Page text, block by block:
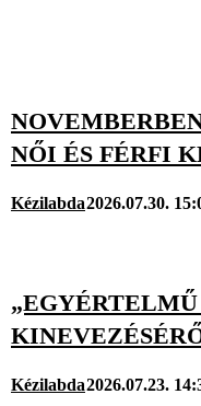
NŐI ÉS FÉRFI
Kézilabda2026.07.30.
Kézilabda2026.07.23.